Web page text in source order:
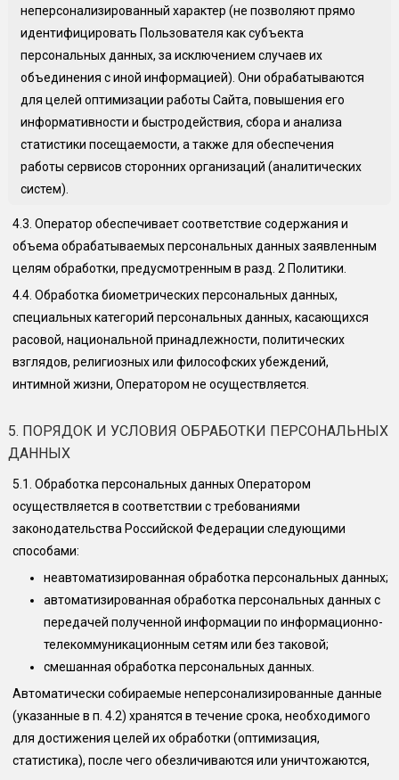
неперсонализированный характер (не позволяют прямо
идентифицировать Пользователя как субъекта
персональных данных, за исключением случаев их
объединения с иной информацией). Они обрабатываются
для целей оптимизации работы Сайта, повышения его
информативности и быстродействия, сбора и анализа
статистики посещаемости, а также для обеспечения
работы сервисов сторонних организаций (аналитических
систем).
4.3. Оператор обеспечивает соответствие содержания и
объема обрабатываемых персональных данных заявленным
целям обработки, предусмотренным в разд. 2 Политики.
4.4. Обработка биометрических персональных данных,
специальных категорий персональных данных, касающихся
расовой, национальной принадлежности, политических
взглядов, религиозных или философских убеждений,
интимной жизни, Оператором не осуществляется.
5. ПОРЯДОК И УСЛОВИЯ ОБРАБОТКИ ПЕРСОНАЛЬНЫХ
ДАННЫХ
5.1. Обработка персональных данных Оператором
осуществляется в соответствии с требованиями
законодательства Российской Федерации следующими
способами:
неавтоматизированная обработка персональных данных;
автоматизированная обработка персональных данных с
передачей полученной информации по информационно-
телекоммуникационным сетям или без таковой;
смешанная обработка персональных данных.
Автоматически собираемые неперсонализированные данные
(указанные в п. 4.2) хранятся в течение срока, необходимого
для достижения целей их обработки (оптимизация,
статистика), после чего обезличиваются или уничтожаются,